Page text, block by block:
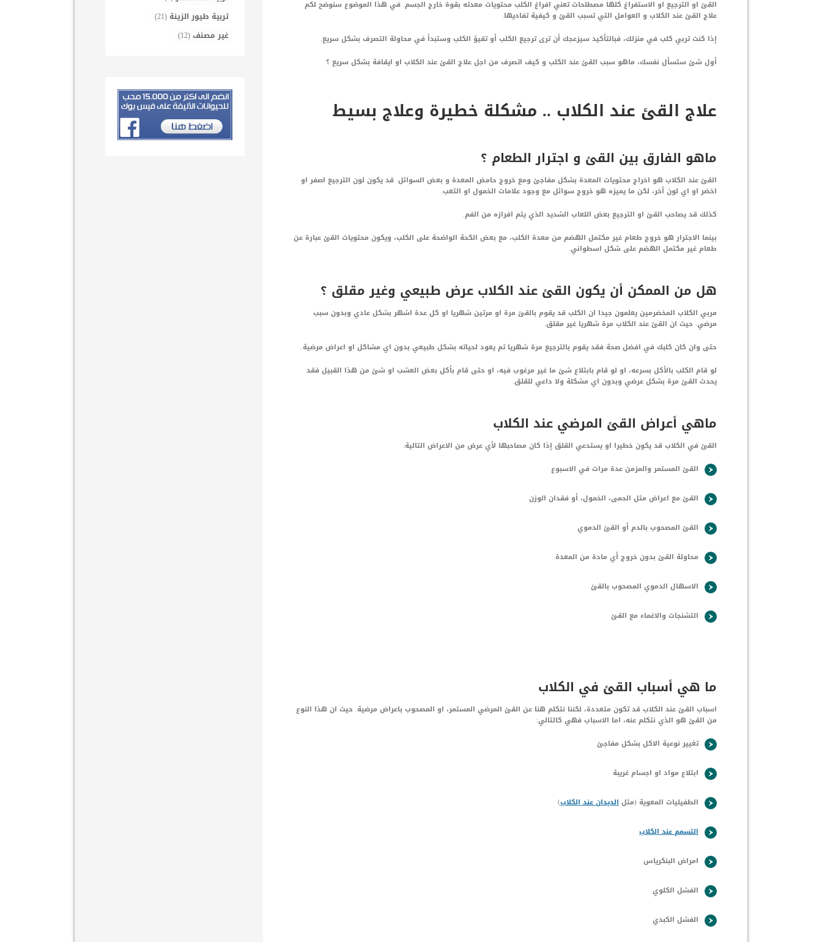
القئ او الترجيع او الاستفراغ كلها مصطلحات تعني افراغ الكلب محتويات معدته بقوة خارج الجسم. في هذا الموضوع سنوضح لكم
علاج القئ عند الكلاب و العوامل التي تسبب القئ و كيفية تفاديها.
إذا كنت تربي كلب في منزلك، فبالتأكيد سيزعجك أن ترى ترجيع الكلب أو تقيؤ الكلب وستبدأ في محاولة التصرف بشكل سريع.
أول شئ ستسأل نفسك، ماهو سبب القئ عند الكلب و كيف اتصرف من اجل علاج القئ عند الكلاب او ايقافة بشكل سريع ؟
علاج القئ عند الكلاب .. مشكلة خطيرة وعلاج بسيط
ماهو الفارق بين القئ و اجترار الطعام ؟
القئ عند الكلاب هو اخراج محتويات المعدة بشكل مفاجئ ومع خروج حامض المعدة و بعض السوائل. قد يكون لون الترجيع اصفر او
اخضر او اي لون آخر، لكن ما يميزه هو خروج سوائل مع وجود علامات الخمول او التعب.
كذلك قد يصاحب القئ او الترجيع بعض اللعاب الشديد الذي يتم افرازه من الفم.
بينما الاجترار هو خروج طعام غير مكتمل الهضم من معدة الكلب، مع بعض الكحة الواضحة على الكلب، ويكون محتويات القئ عبارة عن
طعام غير مكتمل الهضم على شكل اسطواني.
هل من الممكن أن يكون القئ عند الكلاب عرض طبيعي وغير مقلق ؟
مربي الكلاب المخضرمين يعلمون جيدا ان الكلب قد يقوم بالقئ مرة او مرتين شهريا او كل عدة اشهر بشكل عادي وبدون سبب
مرضي. حيث ان القئ عند الكلاب مرة شهريا غير مقلق.
حتى وان كان كلبك في افضل صحة فقد يقوم بالترجيع مرة شهريا ثم يعود لحياته بشكل طبيعي بدون اي مشاكل او اعراض مرضية.
لو قام الكلب بالأكل بسرعه، او لو قام بابتلاع شئ ما غير مرغوب فيه، او حتى قام بأكل بعض العشب او شئ من هذا القبيل فقد
يحدث القئ مرة بشكل عرضي وبدون اي مشكلة ولا داعي للقلق.
ماهي أعراض القئ المرضي عند الكلاب
القئ في الكلاب قد يكون خطيرا او يستدعي القلق إذا كان مصاحبها لأي عرض من الاعراض التالية:
القئ المستمر والمزمن عدة مرات في الاسبوع
القئ مع اعراض مثل الحمى، الخمول، أو فقدان الوزن
القئ المصحوب بالدم أو القئ الدموي
محاولة القئ بدون خروج أي مادة من المعدة
الاسهال الدموي المصحوب بالقئ
التشنجات والاغماء مع القئ
ما هي أسباب القئ في الكلاب
اسباب القئ عند الكلاب قد تكون متعددة، لكننا نتكلم هنا عن القئ المرضي المستمر، او المصحوب باعراض مرضية. حيث ان هذا النوع
من القئ هو الذي نتكلم عنه، اما الاسباب فهي كالتالي:
تغيير نوعية الاكل بشكل مفاجئ
ابتلاع مواد او اجسام غريبة
الطفيليات المعوية (مثلالديدان عند الكلاب)
التسمم عند الكلاب
امراض البنكرياس
الفشل الكلوي
الفشل الكبدي
تربية طيور الزينة (21)
غير مصنف(12)